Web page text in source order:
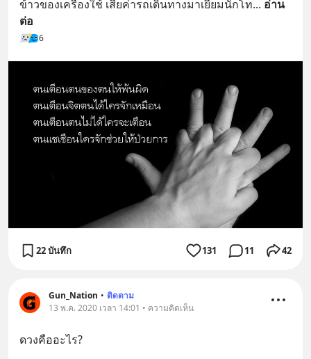
ข้าวของเครื่องใช้ เสียค่ารถเดินทางมาเยี่ยมนักโท... อ่าน
ต่อ
6
22 บันทึก 131 11 42
Gun_Nation • ติดตาม
13 พ.ค. 2020 เวลา 14:01 • ความคิดเห็น
ดวงคืออะไร?